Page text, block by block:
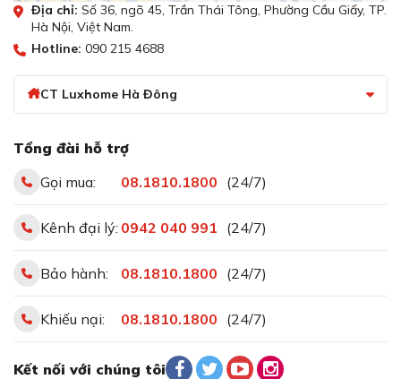
Địa chỉ: Số 36, ngõ 45, Trần Thái Tông, Phường Cầu Giấy, TP.
Hà Nội, Việt Nam.
Hotline: 090 215 4688
CT Luxhome Hà Đông
Tổng đài hỗ trợ
Gọi mua:
08.1810.1800 (24/7)
Kênh đại lý: 0942 040 991 (24/7)
Bảo hành: 08.1810.1800 (24/7)
Khiếu nại: 08.1810.1800 (24/7)
Kết nối với chúng tôi